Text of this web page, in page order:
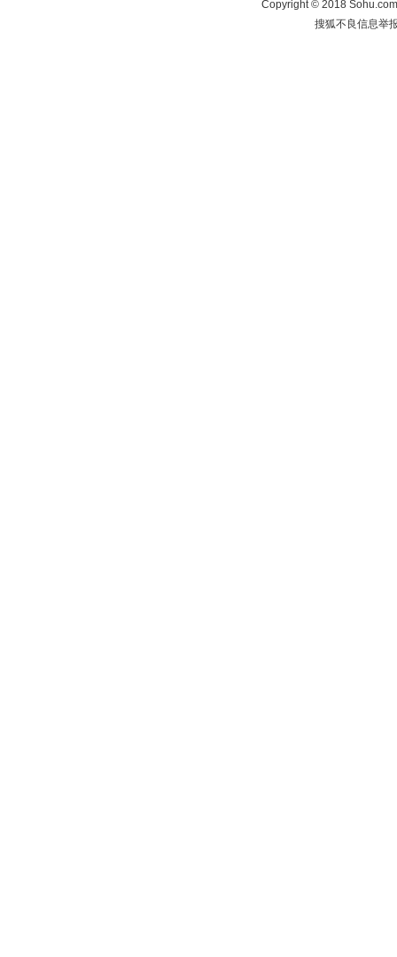
Copyright©2018
搜狐不良信息举